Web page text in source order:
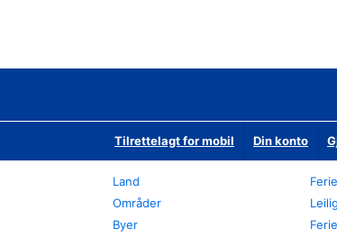
Tilrettelagt for mobil Din konto
Land
Områder
Byer